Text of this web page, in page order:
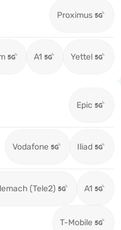
Proximus
A1 Yettel
Epic
Vodafone Iliad
(Tele2) A1
T-Mobile